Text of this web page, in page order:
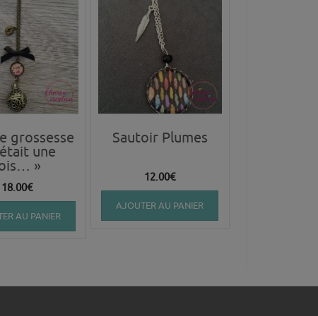
grossesse
une
»
18.00€
AU PANIER
Sautoir Plumes
12.00€
AJOUTER AU PANIER